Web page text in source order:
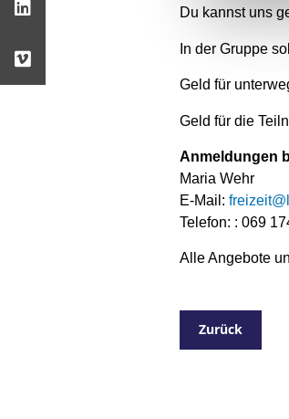
Du kannst uns
In der Gruppe
Geld für
Geld für die
Anmeldungen
Maria Wehr
E-Mail:
Telefon: : 069
Alle Angebote
Zurück